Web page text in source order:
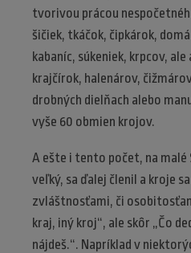
tvorivou prácou
šičiek, tkáčok, čipkárok,
kabaníc, súkeniek, krpcov,
krajčírok, halenárov,
drobných dielňach alebo
vyše 60 obmien krojov.
A ešte i tento počet, na malé
veľký, sa ďalej členil a kroje
zvláštnosťami, či
kraj, iný kroj“, ale skôr „Čo
nájdeš.“. Napríklad v